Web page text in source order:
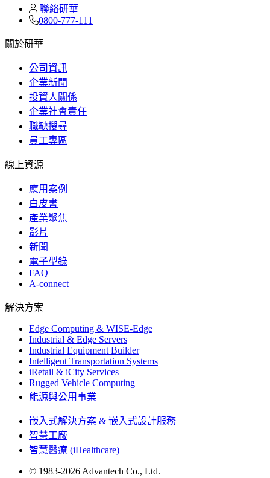
聯絡研華
0800-777-111
關於研華
公司資訊
企業新聞
投資人關係
企業社會責任
職缺搜尋
員工專區
線上資源
應用案例
白皮書
產業聚焦
影片
新聞
電子型錄
FAQ
A-connect
解決方案
Edge Computing & WISE-Edge
Industrial & Edge Servers
Industrial Equipment Builder
Intelligent Transportation Systems
iRetail & iCity Services
Rugged Vehicle Computing
能源與公用事業
嵌入式解決方案 & 嵌入式設計服務
智慧工廠
智慧醫療 (iHealthcare)
© 1983-2026 Advantech Co., Ltd.